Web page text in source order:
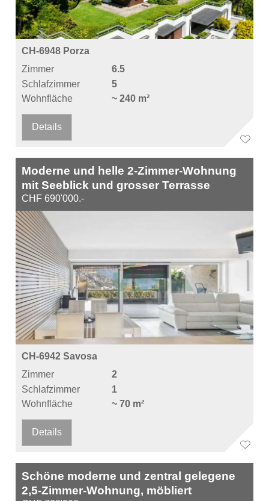
CH-6948 Porza
Zimmer
6.5
Schlafzimmer
5
Wohnfläche
~ 240 m²
Details
Moderne und helle 2-Zimmer-Wohnung
mit Seeblick und grosser Terrasse
CHF 690'000.-
CH-6942 Savosa
Zimmer
2
Schlafzimmer
1
Wohnfläche
~ 70 m²
Details
Schöne moderne und zentral gelegene
2,5-Zimmer-Wohnung, möbliert